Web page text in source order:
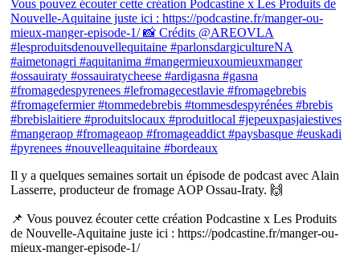
Il y a quelques semaines sortait un épisode de podcast avec Alain
Lasserre, producteur de fromage AOP Ossau-Iraty. 🙌
📌 Vous pouvez écouter cette création Podcastine x Les Produits
de Nouvelle-Aquitaine juste ici : https://podcastine.fr/manger-ou-
mieux-manger-episode-1/